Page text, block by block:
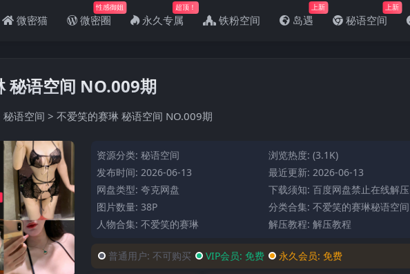
微密猫 微密圈
性感御姐
永久专属
超顶！
铁粉空间 岛遇
上新
秘语空间
上新
秘语空间 NO.009期
秘语空间 > 不爱笑的赛琳 秘语空间 NO.009期
资源分类:秘语空间
浏览热度: (3.1K)
发布时间: 2026-06-13
最近更新: 2026-06-13
网盘类型: 夸克网盘
下载须知: 百度网盘禁止在线解压
图片数量: 38P
分类合集: 不爱笑的赛琳秘语空间
人物合集:不爱笑的赛琳 解压教程: 解压教程
普通用户:不可购买 VIP会员: 免费 永久会员:免费